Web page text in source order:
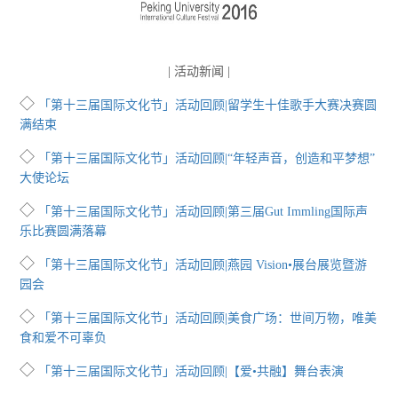
| 活动新闻 |
◇
「第十三届国际文化节」活动回顾|留学生十佳歌手大赛决赛圆
满结束
◇
「第十三届国际文化节」活动回顾|“年轻声音，创造和平梦想”
大使论坛
◇
「第十三届国际文化节」活动回顾|第三届Gut Immling国际声
乐比赛圆满落幕
◇
「第十三届国际文化节」活动回顾|燕园 Vision•展台展览暨游
园会
◇
「第十三届国际文化节」活动回顾|美食广场：世间万物，唯美
食和爱不可辜负
◇ 「第十三届国际文化节」活动回顾|【爱•共融】舞台表演